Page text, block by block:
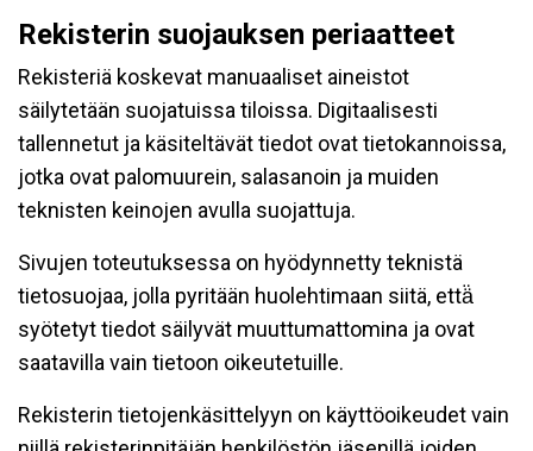
Rekisterin suojauksen periaatteet
Rekisteriä koskevat manuaaliset aineistot
säilytetään suojatuissa tiloissa. Digitaalisesti
tallennetut ja käsiteltävät tiedot ovat tietokannoissa,
jotka ovat palomuurein, salasanoin ja muiden
teknisten keinojen avulla suojattuja.
Sivujen toteutuksessa on hyödynnetty teknistä
tietosuojaa, jolla pyritään huolehtimaan siitä, että̈
syötetyt tiedot säilyvät muuttumattomina ja ovat
saatavilla vain tietoon oikeutetuille.
Rekisterin tietojenkäsittelyyn on käyttöoikeudet vain